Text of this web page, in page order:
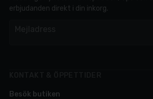
erbjudanden direkt i din inkorg.
Besök butiken